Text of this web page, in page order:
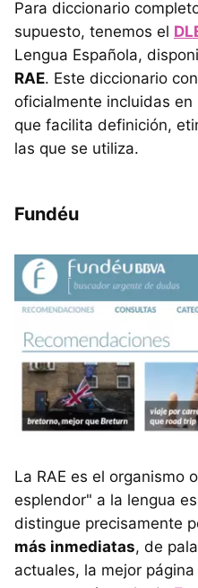
Para diccionario
supuesto, tenemos el
Lengua Española,
RAE. Este diccionario
oficialmente incluidas
que facilita definición,
las que se utiliza.
Fundéu
La RAE es el organismo
esplendor" a la lengua
distingue precisamente
más inmediatas, de
actuales, la mejor